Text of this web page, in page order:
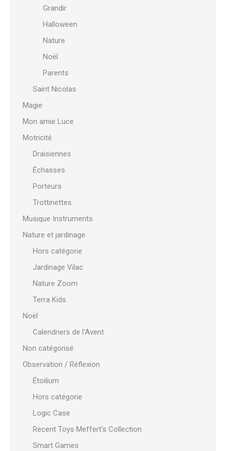
Grandir
Halloween
Nature
Noël
Parents
Saint Nicolas
Magie
Mon amie Luce
Motricité
Draisiennes
Échasses
Porteurs
Trottinettes
Musique Instruments
Nature et jardinage
Hors catégorie
Jardinage Vilac
Nature Zoom
Terra Kids
Noël
Calendriers de l'Avent
Non catégorisé
Observation / Réflexion
Étoilium
Hors catégorie
Logic Case
Recent Toys Meffert's Collection
Smart Games